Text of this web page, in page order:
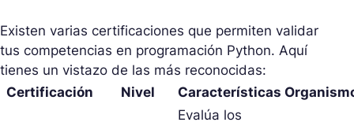
Existen varias certificaciones que permiten validar
tus competencias en programación Python. Aquí
tienes un vistazo de las más reconocidas:
Certificación
Nivel Características
Evalúa los